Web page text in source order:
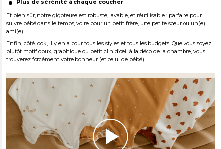
Plus de sérénité à chaque coucher
Et bien sûr, notre gigoteuse est robuste, lavable, et réutilisable : parfaite pour
suivre bébé dans le temps, voire pour un petit frère, une petite sœur ou un(e)
ami(e).
Enfin, côté look, il y en a pour tous les styles et tous les budgets. Que vous soyez
plutôt motif doux, graphique ou petit clin d’œil à la déco de la chambre, vous
trouverez forcément votre bonheur (et celui de bébé).